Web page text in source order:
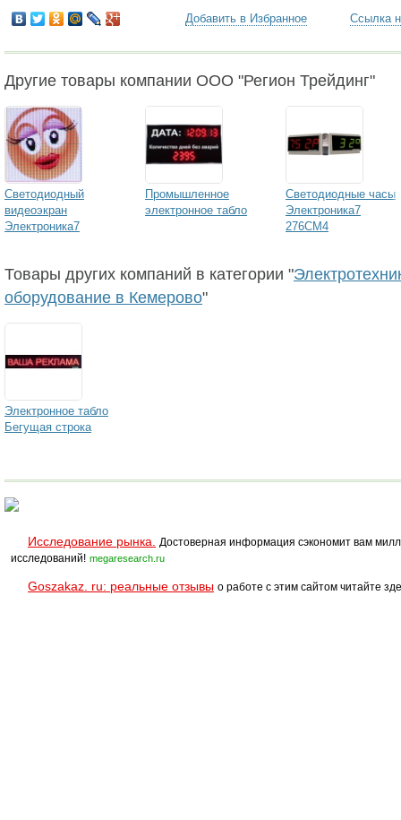
Добавить в Избранное Ссылка
Другие товары компании ООО "Регион Трейдинг"
Светодиодный
видеоэкран
Электроника7
Промышленное
электронное табло
Светодиодные часы
Электроника7
276СМ4
Товары других компаний в категории "
оборудование в Кемерово"
Электронное табло
Бегущая строка
Исследование рынка.
Достоверная информация сэкономит вам
исследований! megaresearch.ru
Goszakaz. ru: реальные отзывы о работе с этим сайтом читайте